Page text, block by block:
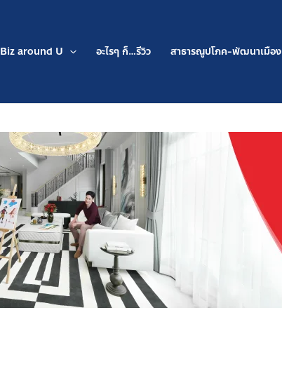
Biz around U อะไรๆ ก็…รีวิว สาธารณูปโภค-พัฒนาเมือง